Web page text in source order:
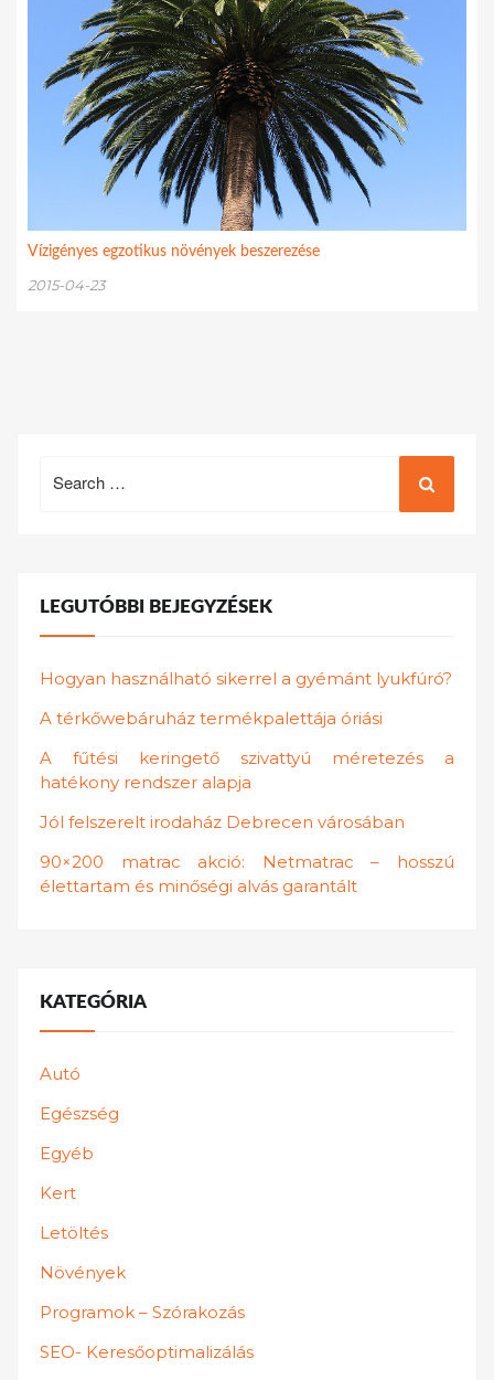
Vízigényes egzotikus növények beszerezése
2015-04-23
for:
LEGUTÓBBI BEJEGYZÉSEK
Hogyan használható sikerrel a gyémánt lyukfúró?
A térkőwebáruház termékpalettája óriási
A fűtési keringető szivattyú méretezés a
hatékony rendszer alapja
Jól felszerelt irodaház Debrecen városában
90×200 matrac akció: Netmatrac – hosszú
élettartam és minőségi alvás garantált
KATEGÓRIA
Autó
Egészség
Egyéb
Kert
Letöltés
Növények
Programok – Szórakozás
SEO- Keresőoptimalizálás